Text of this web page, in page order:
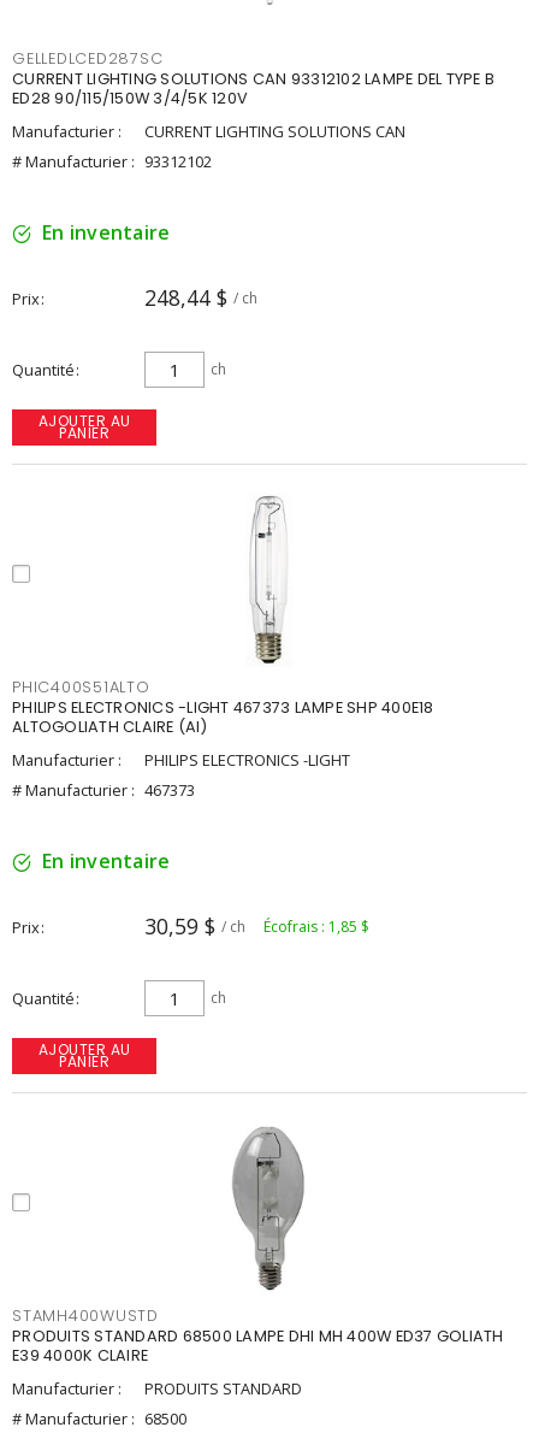
GELLEDLCED287SC
CURRENT LIGHTING SOLUTIONS CAN 93312102 LAMPE DEL TYPE B
ED28 90/115/150W 3/4/5K 120V
Manufacturier :
CURRENT LIGHTING SOLUTIONS CAN
# Manufacturier : 93312102
En inventaire
Prix 248,44 $ / ch
Quantité ch
AJOUTER AU
PANIER
PHIC400S51ALTO
PHILIPS ELECTRONICS -LIGHT 467373 LAMPE SHP 400E18
ALTOGOLIATH CLAIRE (AI)
Manufacturier :
PHILIPS ELECTRONICS -LIGHT
# Manufacturier : 467373
En inventaire
Prix 30,59 $ / ch Écofrais : 1,85 $
Quantité ch
AJOUTER AU
PANIER
STAMH400WUSTD
PRODUITS STANDARD 68500 LAMPE DHI MH 400W ED37 GOLIATH
E39 4000K CLAIRE
Manufacturier :
PRODUITS STANDARD
# Manufacturier : 68500